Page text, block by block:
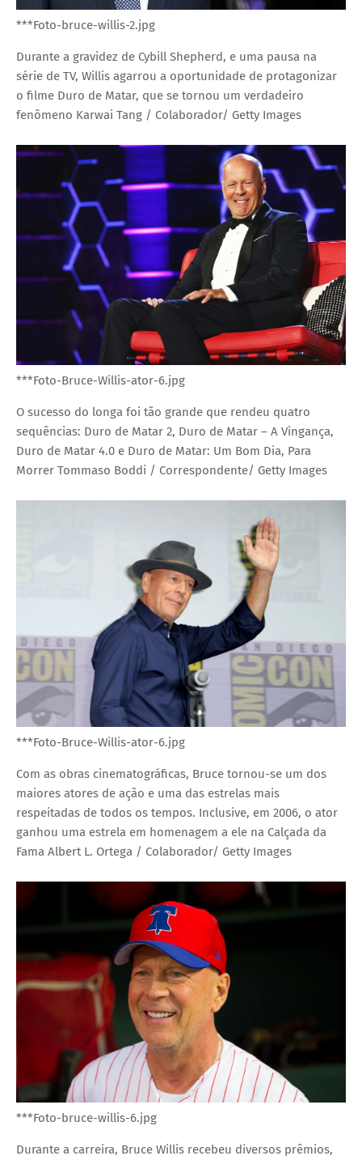
***Foto-bruce-willis-2.jpg
Durante a gravidez de Cybill Shepherd, e uma pausa na
série de TV, Willis agarrou a oportunidade de protagonizar
o filme Duro de Matar, que se tornou um verdadeiro
fenômeno Karwai Tang / Colaborador/ Getty Images
***Foto-Bruce-Willis-ator-6.jpg
O sucesso do longa foi tão grande que rendeu quatro
sequências: Duro de Matar 2, Duro de Matar – A Vingança,
Duro de Matar 4.0 e Duro de Matar: Um Bom Dia, Para
Morrer Tommaso Boddi / Correspondente/ Getty Images
***Foto-Bruce-Willis-ator-6.jpg
Com as obras cinematográficas, Bruce tornou-se um dos
maiores atores de ação e uma das estrelas mais
respeitadas de todos os tempos. Inclusive, em 2006, o ator
ganhou uma estrela em homenagem a ele na Calçada da
Fama Albert L. Ortega / Colaborador/ Getty Images
***Foto-bruce-willis-6.jpg
Durante a carreira, Bruce Willis recebeu diversos prêmios,